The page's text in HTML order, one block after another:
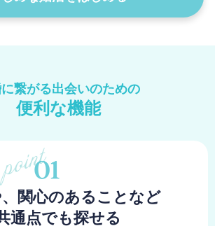
繋がる出会いのための
便利な機能
関心のあることなど
通点でも探せる